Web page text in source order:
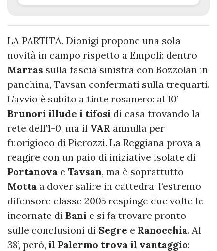
LA PARTITA. Dionigi propone una sola
novità in campo rispetto a Empoli: dentro
Marras sulla fascia sinistra con Bozzolan in
panchina, Tavsan confermati sulla trequarti.
L’avvio è subito a tinte rosanero: al 10’
Brunori illude i tifosi di casa trovando la
rete dell’1-0, ma il VAR annulla per
fuorigioco di Pierozzi. La Reggiana prova a
reagire con un paio di iniziative isolate di
Portanova e Tavsan, ma è soprattutto
Motta a dover salire in cattedra: l’estremo
difensore classe 2005 respinge due volte le
incornate di Bani e si fa trovare pronto
sulle conclusioni di Segre e Ranocchia. Al
38’, però, il Palermo trova il vantaggio: